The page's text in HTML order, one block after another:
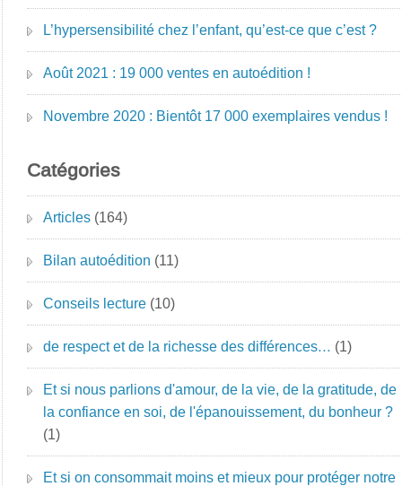
L’hypersensibilité chez l’enfant, qu’est-ce que c’est ?
Août 2021 : 19 000 ventes en autoédition !
Novembre 2020 : Bientôt 17 000 exemplaires vendus !
Catégories
Articles (164)
Bilan autoédition (11)
Conseils lecture (10)
de respect et de la richesse des différences… (1)
Et si nous parlions d'amour, de la vie, de la gratitude, de
la confiance en soi, de l'épanouissement, du bonheur ?
(1)
Et si on consommait moins et mieux pour protéger notre